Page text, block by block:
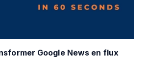
Google News en flux